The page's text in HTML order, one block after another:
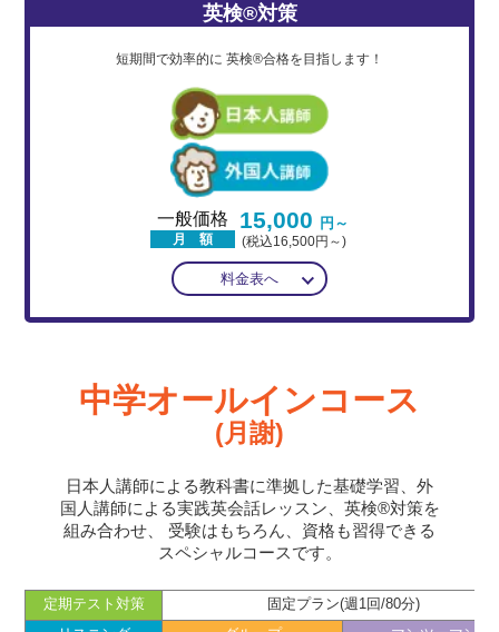
英検®対策
短期間で効率的に 英検®合格を目指します！
一般価格
月 額
15,000 円～
(税込16,500円～)
料金表へ
中学オールインコース
(月謝)
日本人講師による教科書に準拠した基礎学習、外
国人講師による実践英会話レッスン、英検®対策を
組み合わせ、
受験はもちろん、資格も習得できる
スペシャルコースです。
定期テスト対策
固定プラン(週1回/80分)